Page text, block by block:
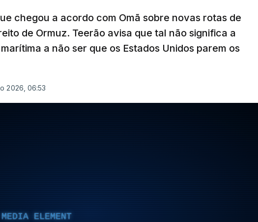
chegou a acordo com Omã sobre novas rotas de
de Ormuz. Teerão avisa que tal não significa a
a não ser que os Estados Unidos parem os
2026, 06:53
ELEMENT